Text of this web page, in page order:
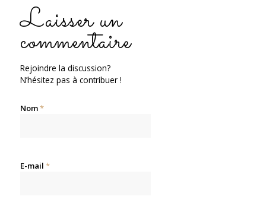
Laisser un
commentaire
Rejoindre la discussion?
N’hésitez pas à contribuer !
Nom*
E-mail *